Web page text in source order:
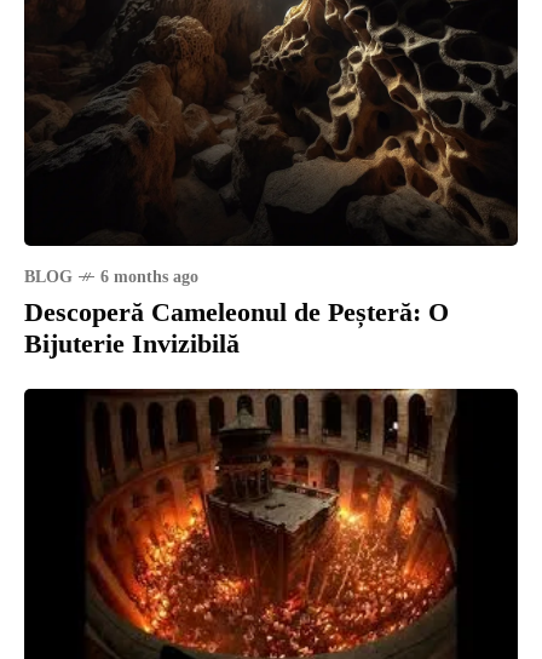
BLOG 6 months ago
Descoperă Cameleonul de Peșteră: O
Bijuterie Invizibilă